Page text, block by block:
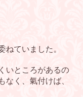
ねていました。
いところがあるの
なく、氣付けば、